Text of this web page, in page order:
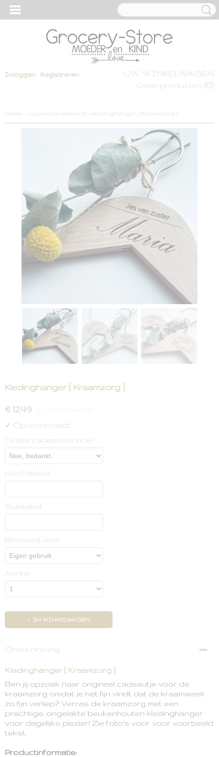
Inloggen Registreren UW WINKELWAGEN
Geen producten (0)
Home > Gepersonaliseerd > Kledinghanger [ Kraamzorg ]
Kledinghanger [ Kraamzorg ]
€ 12,49
✓ Op voorraad
Gratis cadeauservice?
Hoofdtekst:
Subtekst
Bestemd voor
Aantal
IN WINKELWAGEN
Omschrijving
Kledinghanger [ Kraamzorg ]
Ben jij opzoek naar origineel cadeautje voor de
kraamzorg omdat je het fijn vindt dat de kraamweek
zo fijn verliep? Verras de kraamzorg met een
prachtige, ongelakte beukenhouten kledinghanger
voor dagelijks plezier! Zie foto's voor voor voorbeeld
tekst.
Productinformatie: